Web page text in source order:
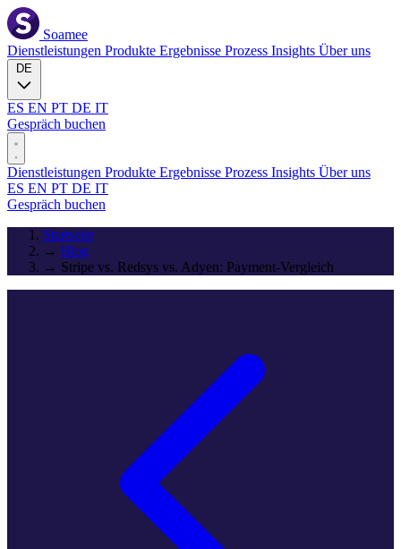
Soamee
Dienstleistungen Produkte Ergebnisse Prozess Insights Über uns
ES EN PT DE IT
Gespräch buchen
Dienstleistungen Produkte Ergebnisse Prozess Insights Über uns
ES EN PT DE IT
Gespräch buchen
Startseite
→ Blog
→ Stripe vs. Redsys vs. Adyen: Payment-Vergleich